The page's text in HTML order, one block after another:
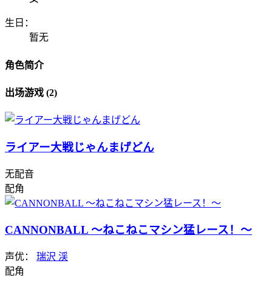
生日：
暂无
角色简介
出场游戏 (2)
ライアー大戦じゃんまげどん
无配音
配角
CANNONBALL ～ねこねこマシン猛レース！～
声优： 瑞沢 渓
配角